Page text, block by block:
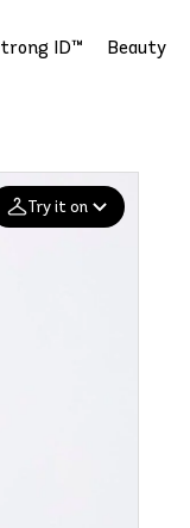
ID™ Beauty
Try it on